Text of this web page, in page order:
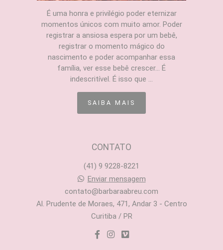
É uma honra e privilégio poder eternizar
momentos únicos com muito amor. Poder
registrar a ansiosa espera por um bebê,
registrar o momento mágico do
nascimento e poder acompanhar essa
família, ver esse bebê crescer... É
indescritível. É isso que ...
SAIBA MAIS
CONTATO
(41) 9 9228-8221
Enviar mensagem
contato@barbaraabreu.com
Al. Prudente de Moraes, 471, Andar 3 - Centro
Curitiba / PR